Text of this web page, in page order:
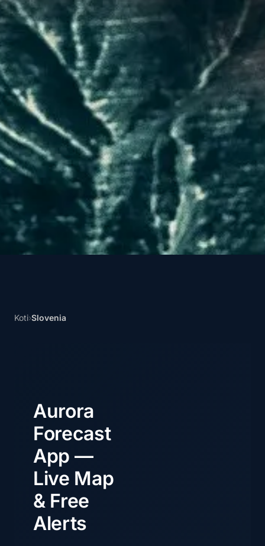
Koti›Slovenia
Aurora
Forecast
App —
Live Map
& Free
Alerts